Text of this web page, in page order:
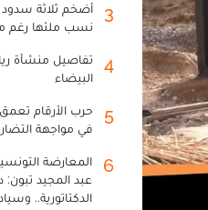
3
أضخم ثلاثة
نسب ملئها رغم
4
تفاصيل منشأة
البيضاء
5
حرب الأرقام
في مواجهة
6
المعارضة
عبد المجيد
الدكتاتورية..